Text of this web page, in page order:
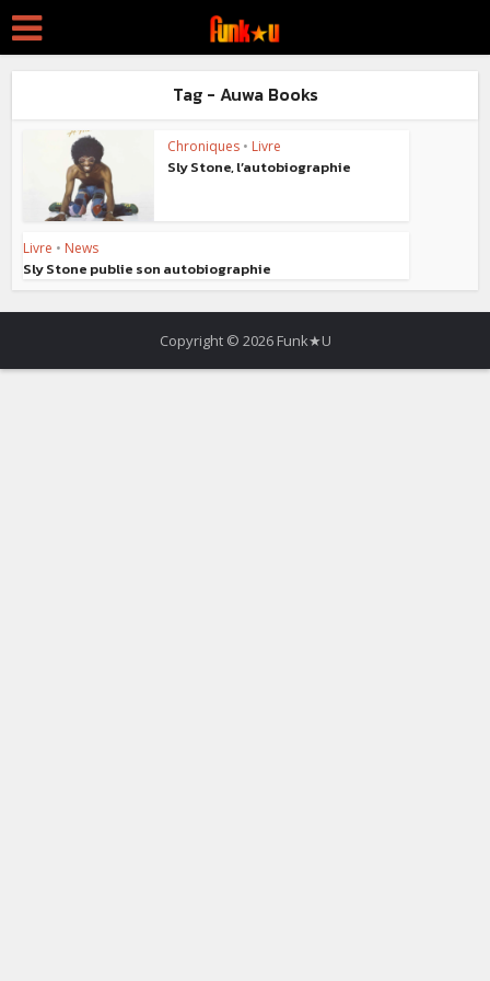
Tag - Auwa Books
Chroniques • Livre
Sly Stone, l’autobiographie
Livre • News
Sly Stone publie son autobiographie
Copyright © 2026 Funk★U